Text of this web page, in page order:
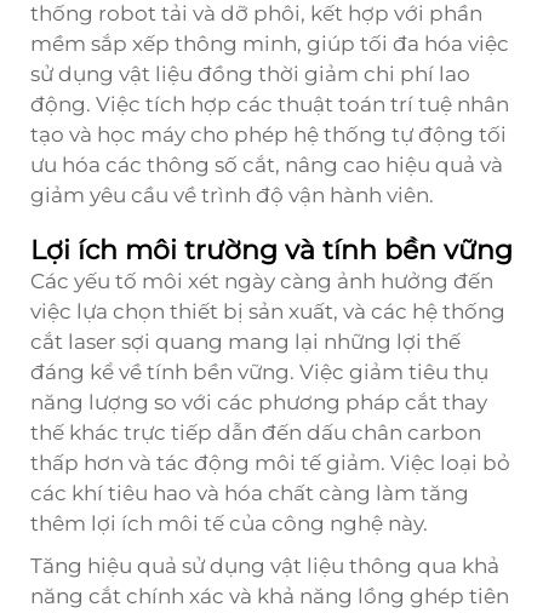
thống robot tải và dỡ phôi, kết hợp với phần
mềm sắp xếp thông minh, giúp tối đa hóa việc
sử dụng vật liệu đồng thời giảm chi phí lao
động. Việc tích hợp các thuật toán trí tuệ nhân
tạo và học máy cho phép hệ thống tự động tối
ưu hóa các thông số cắt, nâng cao hiệu quả và
giảm yêu cầu về trình độ vận hành viên.
Lợi ích môi trường và tính bền vững
Các yếu tố môi xét ngày càng ảnh hưởng đến
việc lựa chọn thiết bị sản xuất, và các hệ thống
cắt laser sợi quang mang lại những lợi thế
đáng kể về tính bền vững. Việc giảm tiêu thụ
năng lượng so với các phương pháp cắt thay
thế khác trực tiếp dẫn đến dấu chân carbon
thấp hơn và tác động môi tế giảm. Việc loại bỏ
các khí tiêu hao và hóa chất càng làm tăng
thêm lợi ích môi tế của công nghệ này.
Tăng hiệu quả sử dụng vật liệu thông qua khả
năng cắt chính xác và khả năng lồng ghép tiên